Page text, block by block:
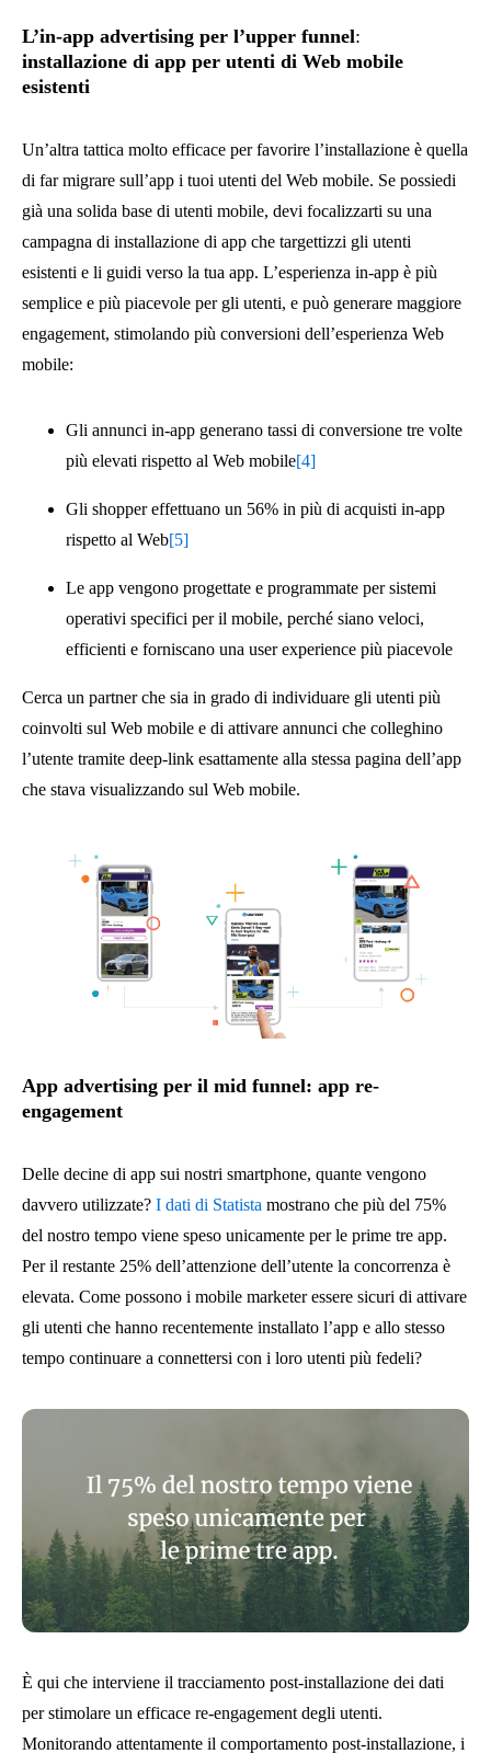
L’in-app advertising per l’upper funnel:
installazione di app per utenti di Web mobile
esistenti
Un’altra tattica molto efficace per favorire l’installazione è quella
di far migrare sull’app i tuoi utenti del Web mobile. Se possiedi
già una solida base di utenti mobile, devi focalizzarti su una
campagna di installazione di app che targettizzi gli utenti
esistenti e li guidi verso la tua app. L’esperienza in-app è più
semplice e più piacevole per gli utenti, e può generare maggiore
engagement, stimolando più conversioni dell’esperienza Web
mobile:
Gli annunci in-app generano tassi di conversione tre volte
più elevati rispetto al Web mobile[4]
Gli shopper effettuano un 56% in più di acquisti in-app
rispetto al Web[5]
Le app vengono progettate e programmate per sistemi
operativi specifici per il mobile, perché siano veloci,
efficienti e forniscano una user experience più piacevole
Cerca un partner che sia in grado di individuare gli utenti più
coinvolti sul Web mobile e di attivare annunci che colleghino
l’utente tramite deep-link esattamente alla stessa pagina dell’app
che stava visualizzando sul Web mobile.
App advertising per il mid funnel: app re-
engagement
Delle decine di app sui nostri smartphone, quante vengono
davvero utilizzate? I dati di Statista mostrano che più del 75%
del nostro tempo viene speso unicamente per le prime tre app.
Per il restante 25% dell’attenzione dell’utente la concorrenza è
elevata. Come possono i mobile marketer essere sicuri di attivare
gli utenti che hanno recentemente installato l’app e allo stesso
tempo continuare a connettersi con i loro utenti più fedeli?
È qui che interviene il tracciamento post-installazione dei dati
per stimolare un efficace re-engagement degli utenti.
Monitorando attentamente il comportamento post-installazione, i